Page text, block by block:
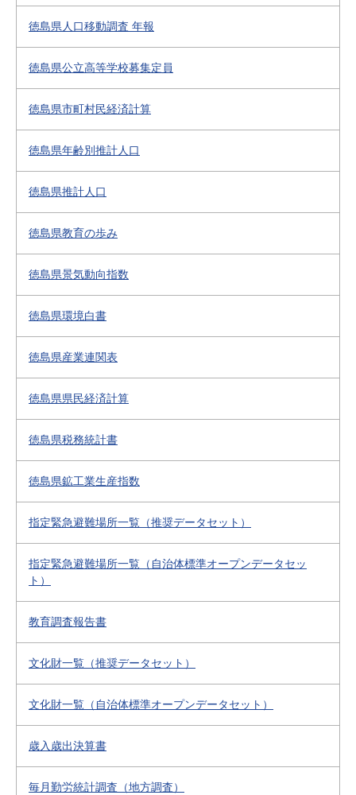
徳島県人口移動調査 年報
徳島県公立高等学校募集定員
徳島県市町村民経済計算
徳島県年齢別推計人口
徳島県推計人口
徳島県教育の歩み
徳島県景気動向指数
徳島県環境白書
徳島県産業連関表
徳島県県民経済計算
徳島県税務統計書
徳島県鉱工業生産指数
指定緊急避難場所一覧（推奨データセット）
指定緊急避難場所一覧（自治体標準オープンデータセッ
ト）
教育調査報告書
文化財一覧（推奨データセット）
文化財一覧（自治体標準オープンデータセット）
歳入歳出決算書
毎月勤労統計調査（地方調査）